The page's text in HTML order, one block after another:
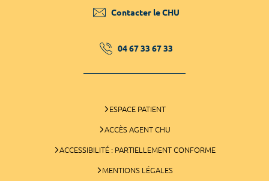
Contacter le CHU
04 67 33 67 33
ESPACE PATIENT
ACCÈS AGENT CHU
ACCESSIBILITÉ : PARTIELLEMENT CONFORME
MENTIONS LÉGALES